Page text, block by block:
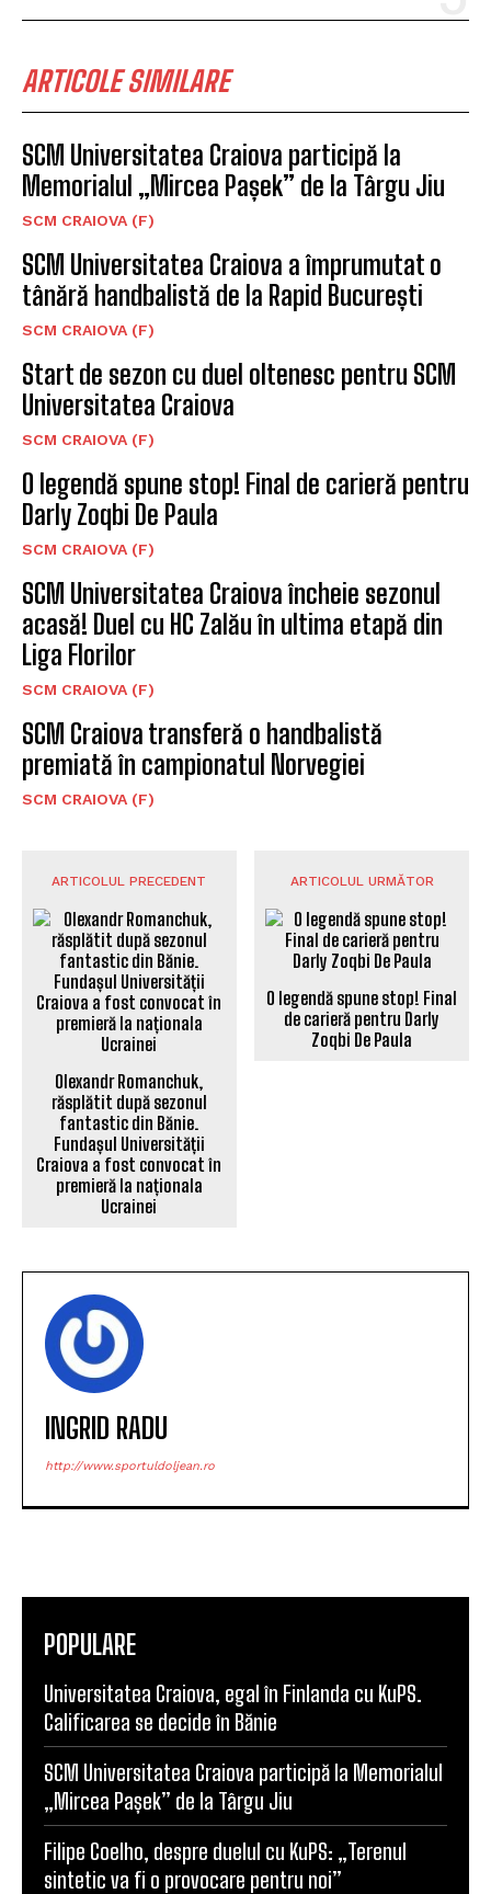
ARTICOLE SIMILARE
SCM Universitatea Craiova participă la
Memorialul „Mircea Pașek” de la Târgu Jiu
SCM CRAIOVA (F)
SCM Universitatea Craiova a împrumutat o
tânără handbalistă de la Rapid București
SCM CRAIOVA (F)
Start de sezon cu duel oltenesc pentru SCM
Universitatea Craiova
SCM CRAIOVA (F)
O legendă spune stop! Final de carieră pentru
Darly Zoqbi De Paula
SCM CRAIOVA (F)
SCM Universitatea Craiova încheie sezonul
acasă! Duel cu HC Zalău în ultima etapă din
Liga Florilor
SCM CRAIOVA (F)
SCM Craiova transferă o handbalistă
premiată în campionatul Norvegiei
SCM CRAIOVA (F)
ARTICOLUL PRECEDENT
Olexandr Romanchuk,
răsplătit după sezonul
fantastic din Bănie.
Fundașul Universității
Craiova a fost convocat în
premieră la naționala
Ucrainei
ARTICOLUL URMĂTOR
O legendă spune stop! Final
de carieră pentru Darly
Zoqbi De Paula
INGRID RADU
http://www.sportuldoljean.ro
POPULARE
Universitatea Craiova, egal în Finlanda cu KuPS.
Calificarea se decide în Bănie
SCM Universitatea Craiova participă la Memorialul
„Mircea Pașek” de la Târgu Jiu
Filipe Coelho, despre duelul cu KuPS: „Terenul
sintetic va fi o provocare pentru noi”